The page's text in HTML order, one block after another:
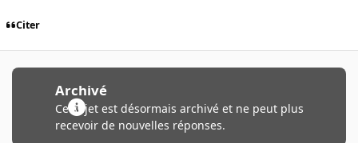
Citer
Archivé
Ce sujet est désormais archivé et ne peut plus
recevoir de nouvelles réponses.